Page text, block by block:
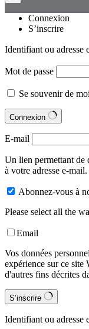
Connexion
S’inscrire
Identifiant ou adresse
Mot de passe
Se souvenir de moi
Connexion
E-mail
Un lien permettant de
à votre adresse e-mail.
Abonnez-vous à
Please select all the
Email
Vos données
expérience sur ce site
d'autres fins décrites
S’inscrire
Identifiant ou adresse